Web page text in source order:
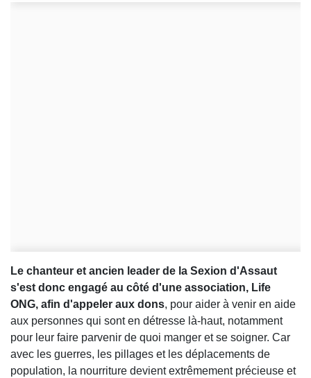
Le chanteur et ancien leader de la Sexion d'Assaut
s'est donc engagé au côté d'une association, Life
ONG, afin d'appeler aux dons, pour aider à venir en aide
aux personnes qui sont en détresse là-haut, notamment
pour leur faire parvenir de quoi manger et se soigner. Car
avec les guerres, les pillages et les déplacements de
population, la nourriture devient extrêmement précieuse et